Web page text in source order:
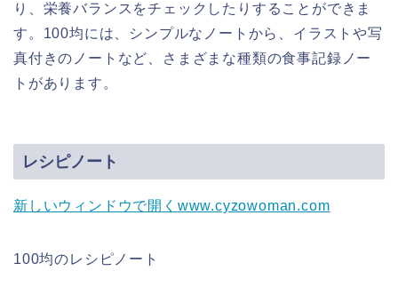
り、栄養バランスをチェックしたりすることができま
す。100均には、シンプルなノートから、イラストや写
真付きのノートなど、さまざまな種類の食事記録ノー
トがあります。
レシピノート
新しいウィンドウで開く www.cyzowoman.com
100均のレシピノート